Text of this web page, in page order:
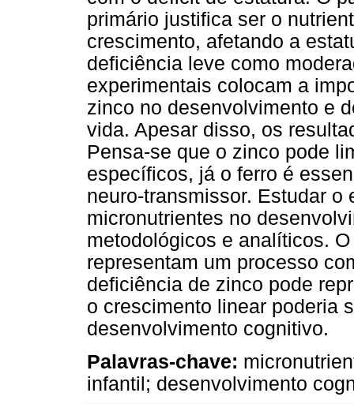
primário justifica ser o
crescimento, afetando a
deficiência leve como
experimentais colocam a
zinco no desenvolvimento e
vida. Apesar disso, os
Pensa-se que o zinco pode
específicos, já o ferro é
neuro-transmissor. Estudar
micronutrientes no
metodológicos e analíticos.
representam um processo
deficiência de zinco pode
o crescimento linear poderia
desenvolvimento cognitivo.
Palavras-chave:
infantil; desenvolvimento